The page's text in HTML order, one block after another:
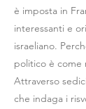
è imposta in
interessanti e
israeliano.
politico è come
Attraverso
che indaga i